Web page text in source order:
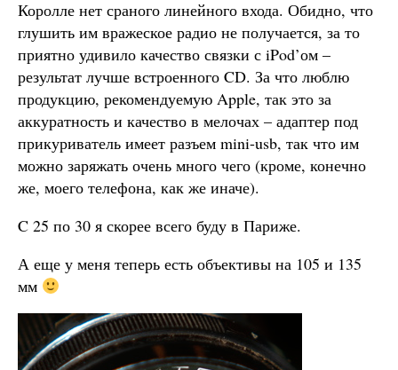
Королле нет сраного линейного входа. Обидно, что
глушить им вражеское радио не получается, за то
приятно удивило качество связки с iPod’ом –
результат лучше встроенного CD. За что люблю
продукцию, рекомендуемую Apple, так это за
аккуратность и качество в мелочах – адаптер под
прикуриватель имеет разъем mini-usb, так что им
можно заряжать очень много чего (кроме, конечно
же, моего телефона, как же иначе).
C 25 по 30 я скорее всего буду в Париже.
А еще у меня теперь есть объективы на 105 и 135
мм